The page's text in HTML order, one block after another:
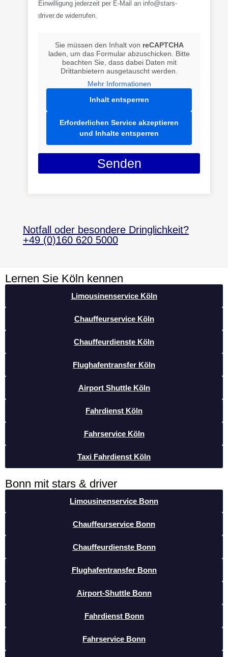
Einwilligung jederzeit per E-Mail an info@stars-
driver.de widerrufen.
Sie müssen den Inhalt von reCAPTCHA
laden, um das Formular abzuschicken. Bitte
beachten Sie, dass dabei Daten mit
Drittanbietern ausgetauscht werden.
Mehr Informationen
Inhalt entsperren
Erforderlichen Service akzeptieren
und Inhalte entsperren
Senden
Notfall oder besondere Dringlichkeit?
+49 (0)160 620 5000
Lernen Sie Köln kennen
Limousinenservice Köln
Chauffeurservice Köln
Chauffeurdienste Köln
Flughafentransfer Köln
Airport Shuttle Köln
Fahrdienst Köln
Fahrservice Köln
Taxi Fahrdienst Köln
Bonn mit stars & driver
Limousinenservice Bonn
Chauffeurservice Bonn
Chauffeurdienste Bonn
Flughafentransfer Bonn
Airport-Shuttle Bonn
Fahrdienst Bonn
Fahrservice Bonn